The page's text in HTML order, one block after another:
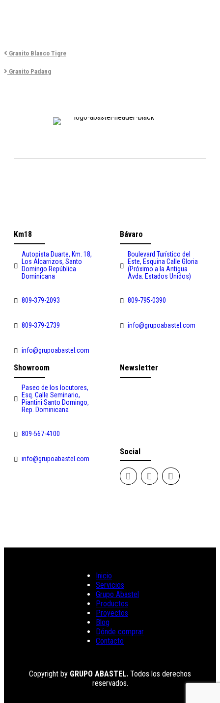
Granito Blanco Tigre
Granito Padang
Km18
Autopista Duarte, Km. 18,
Los Alcarrizos, Santo
Domingo República
Dominicana
809-379-2093
809-379-2739
info@grupoabastel.com
Bávaro
Boulevard Turístico del
Este, Esquina Calle Gloria
(Próximo a la Antigua
Avda. Estados Unidos)
809-795-0390
info@grupoabastel.com
Showroom
Paseo de los locutores,
Esq. Calle Seminario,
Piantini Santo Domingo,
Rep. Dominicana
809-567-4100
info@grupoabastel.com
Newsletter
Social
Inicio
Servicios
Grupo Abastel
Productos
Proyectos
Blog
Dónde comprar
Contacto
Copyright by GRUPO ABASTEL. Todos los derechos
reservados.